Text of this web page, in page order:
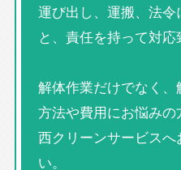
運び出し、運搬、法
と、責任を持って対応
解体作業だけでなく
方法や費用にお悩み
西クリーンサービス
い。